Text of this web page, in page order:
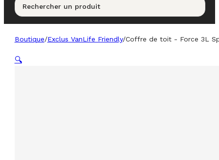
Rechercher un produit
Boutique/Exclus VanLife Friendly/Coffre de toit - Force 3L
🔍